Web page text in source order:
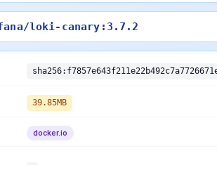
loki-canary:3.7.2
39.85MB
docker.io